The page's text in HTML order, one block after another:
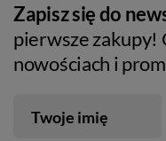
Zapisz się do
pierwsze
nowościach i
Twoje imię